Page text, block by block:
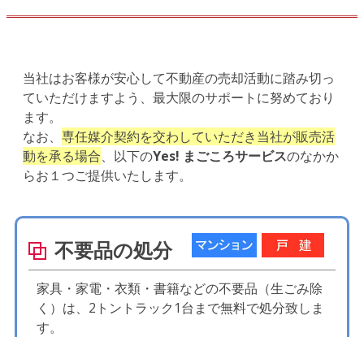
当社はお客様が安心して不動産の売却活動に踏み切っ
ていただけますよう、最大限のサポートに努めており
ます。
なお、 専任媒介契約を交わしていただき当社が販売活
動を承る場合、以下のYes! まごころサービスのなかか
らお１つご提供いたします。
不要品の処分
家具・家電・衣類・書籍などの不要品（生ごみ除
く）は、2トントラック1台まで無料で処分致しま
す。